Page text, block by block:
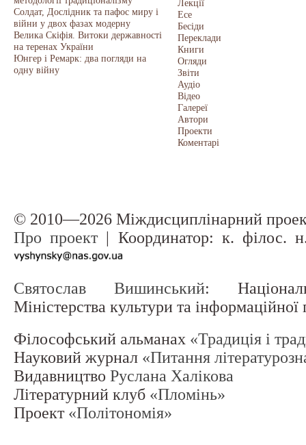
Солдат, Дослідник та пафос миру і
війни у двох фазах модерну
Велика Скіфія. Витоки державності
на теренах України
Юнгер і Ремарк: два погляди на
одну війну
Лекції
Есе
Бесіди
Переклади
Книги
Огляди
Звіти
Аудіо
Відео
Галереї
Автори
Проекти
Коментарі
© 2010—2026 Міждисциплінарний
Про проект| Координатор: к. філос.
Святослав Вишинський:
Міністерства культури та
Філософський альманах «Традиція і
Науковий журнал «Питання
Видавництво Руслана Халікова
Літературний клуб «Пломінь»
Проект «Політономія»